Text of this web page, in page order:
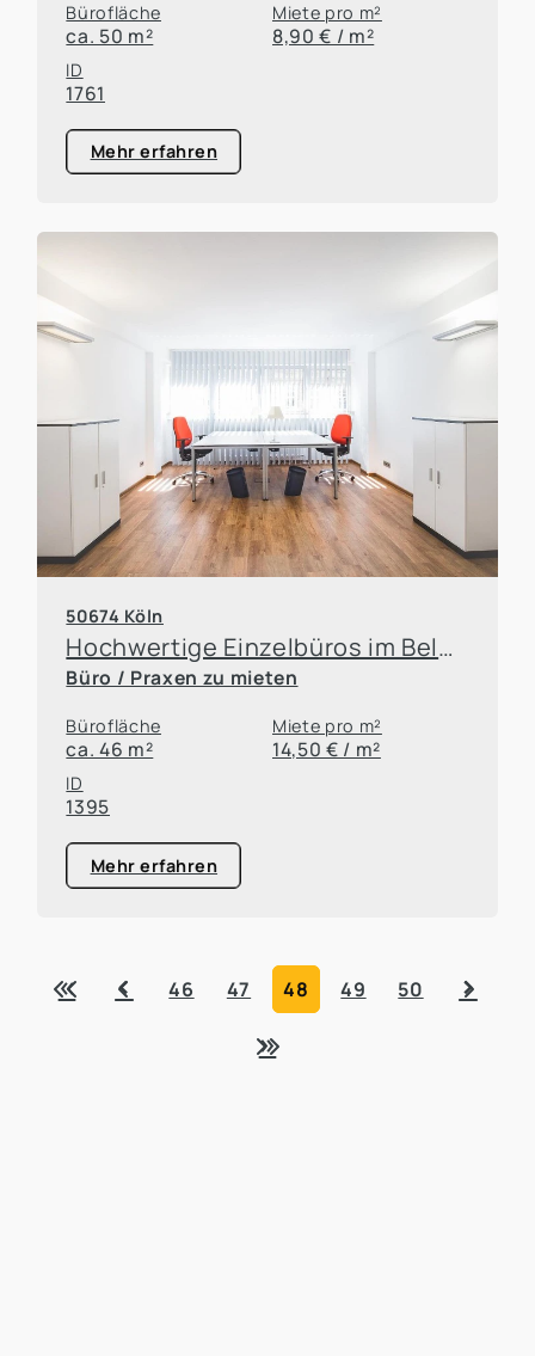
Bürofläche
ca. 50 m²
Miete pro m²
8,90 € / m²
ID
1761
Mehr erfahren
50674 Köln
Hochwertige Einzelbüros im Belgischen Viertel!
Büro / Praxen zu mieten
Bürofläche
ca. 46 m²
Miete pro m²
14,50 € / m²
ID
1395
Mehr erfahren
« ‹ 46 47 48 49 50
›
»